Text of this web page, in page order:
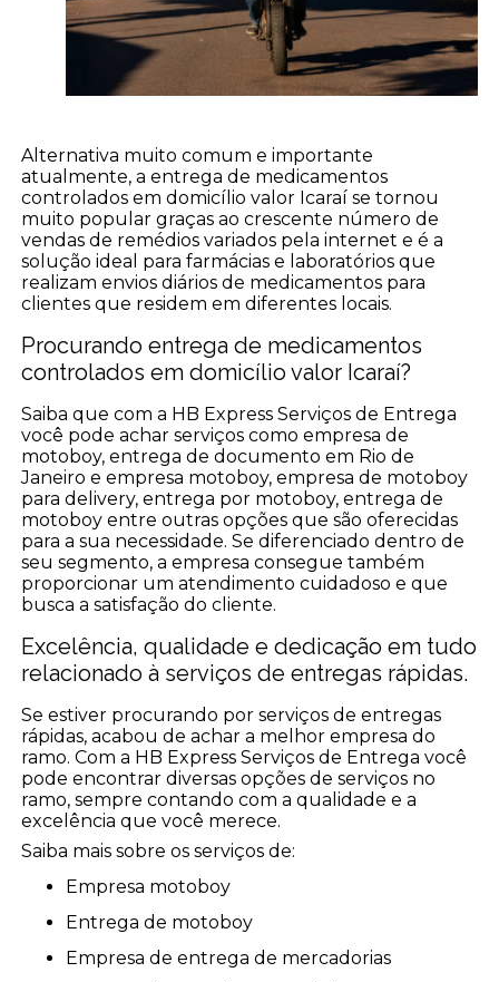
Alternativa muito comum e importante
atualmente, a entrega de medicamentos
controlados em domicílio valor Icaraí se tornou
muito popular graças ao crescente número de
vendas de remédios variados pela internet e é a
solução ideal para farmácias e laboratórios que
realizam envios diários de medicamentos para
clientes que residem em diferentes locais.
Procurando entrega de medicamentos
controlados em domicílio valor Icaraí?
Saiba que com a HB Express Serviços de Entrega
você pode achar serviços como empresa de
motoboy, entrega de documento em Rio de
Janeiro e empresa motoboy, empresa de motoboy
para delivery, entrega por motoboy, entrega de
motoboy entre outras opções que são oferecidas
para a sua necessidade. Se diferenciado dentro de
seu segmento, a empresa consegue também
proporcionar um atendimento cuidadoso e que
busca a satisfação do cliente.
Excelência, qualidade e dedicação em tudo
relacionado à serviços de entregas rápidas.
Se estiver procurando por serviços de entregas
rápidas, acabou de achar a melhor empresa do
ramo. Com a HB Express Serviços de Entrega você
pode encontrar diversas opções de serviços no
ramo, sempre contando com a qualidade e a
excelência que você merece.
Saiba mais sobre os serviços de:
empresa motoboy
entrega de motoboy
empresa de entrega de mercadorias